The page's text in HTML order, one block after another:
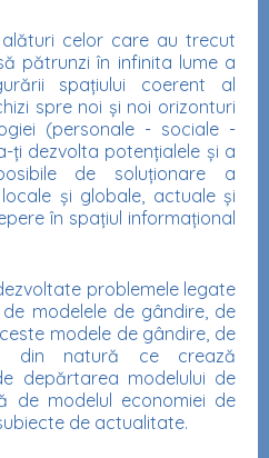
celor care au trecut
pătrunzi în infinita lume a
spațiului coerent al
spre noi și noi orizonturi
(personale - sociale -
ți dezvolta potențialele și a
de soluționare a
și globale, actuale și
în spațiul informațional
problemele legate
modelele de gândire, de
modele de gândire, de
din natură ce crează
depărtarea modelului de
de modelul economiei de
de actualitate.